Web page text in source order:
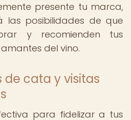
presente tu marca,
las posibilidades de que
y recomienden tus
del vino.
de cata y visitas
para fidelizar a tus